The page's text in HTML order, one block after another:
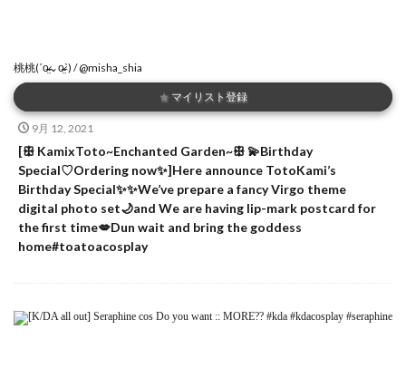
桃桃(ˊo̴̶̷̤⌄o̴̶̷̤ˋ) / @misha_shia
★ マイリスト登録
9月 12, 2021
[ꕥ KamixToto~Enchanted Garden~ꕥ 💫Birthday
Special♡Ordering now✨]Here announce TotoKami’s
Birthday Special✨✨We’ve prepare a fancy Virgo theme
digital photo set🌙and We are having lip-mark postcard for
the first time💋Dun wait and bring the goddess
home#toatoacosplay